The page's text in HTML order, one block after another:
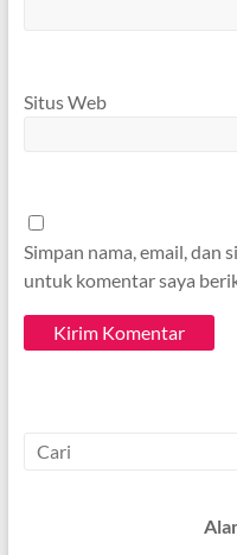
Situs Web
Simpan nama, email, dan
untuk komentar saya